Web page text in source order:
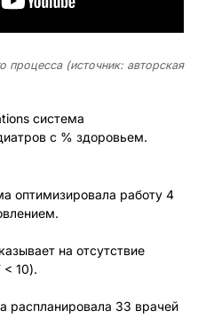
процесса (источник: авторская
система
с % здоровьем.
оптимизировала работу 4
на отсутствие
< 10).
распланировала 33 врачей